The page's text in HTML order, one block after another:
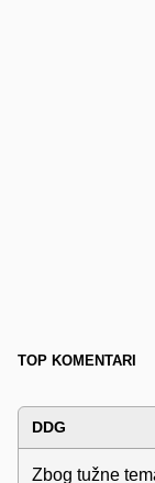
TOP KOMENTARI
DDG
Zbog tužne